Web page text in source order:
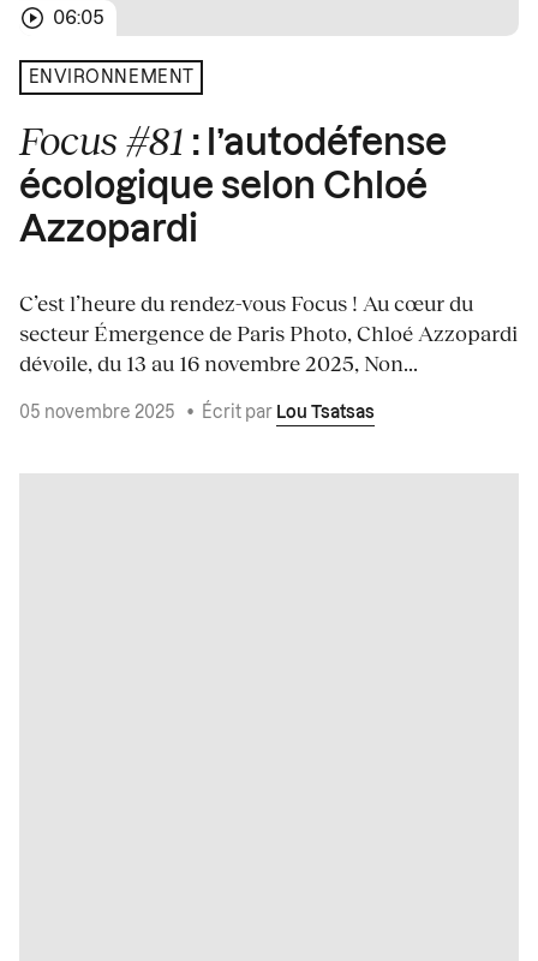
06:05
ENVIRONNEMENT
Focus #81 : l’autodéfense
écologique selon Chloé
Azzopardi
C’est l’heure du rendez-vous Focus ! Au cœur du
secteur Émergence de Paris Photo, Chloé Azzopardi
dévoile, du 13 au 16 novembre 2025, Non...
05 novembre 2025 • Écrit par Lou Tsatsas